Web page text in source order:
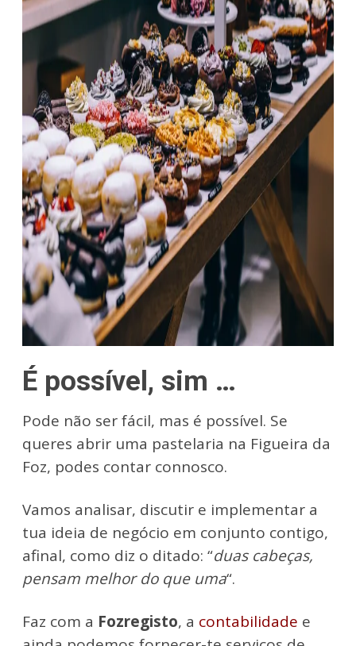
É possível, sim …
Pode não ser fácil, mas é possível. Se
queres abrir uma pastelaria na Figueira da
Foz, podes contar connosco.
Vamos analisar, discutir e implementar a
tua ideia de negócio em conjunto contigo,
afinal, como diz o ditado: “duas cabeças,
pensam melhor do que uma“.
Faz com a Fozregisto, a contabilidade e